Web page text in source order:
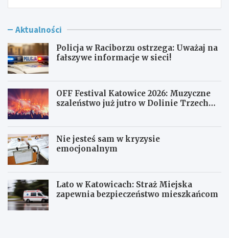
Aktualności
Policja w Raciborzu ostrzega: Uważaj na
fałszywe informacje w sieci!
OFF Festival Katowice 2026: Muzyczne
szaleństwo już jutro w Dolinie Trzech
Nie jesteś sam w kryzysie
emocjonalnym
Lato w Katowicach: Straż Miejska
zapewnia bezpieczeństwo mieszkańcom
P
O